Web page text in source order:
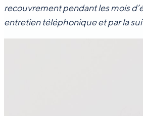
recouvrement pendant les mois
entretien téléphonique et par la